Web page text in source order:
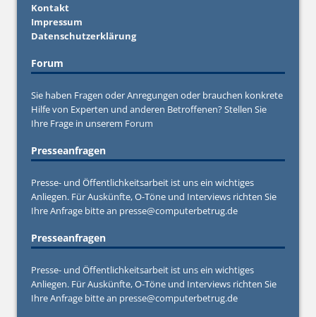
Kontakt
Impressum
Datenschutzerklärung
Forum
Sie haben Fragen oder Anregungen oder brauchen konkrete
Hilfe von Experten und anderen Betroffenen? Stellen Sie
Ihre Frage in unserem Forum
Presseanfragen
Presse- und Öffentlichkeitsarbeit ist uns ein wichtiges
Anliegen. Für Auskünfte, O-Töne und Interviews richten Sie
Ihre Anfrage bitte an presse@computerbetrug.de
Presseanfragen
Presse- und Öffentlichkeitsarbeit ist uns ein wichtiges
Anliegen. Für Auskünfte, O-Töne und Interviews richten Sie
Ihre Anfrage bitte an presse@computerbetrug.de